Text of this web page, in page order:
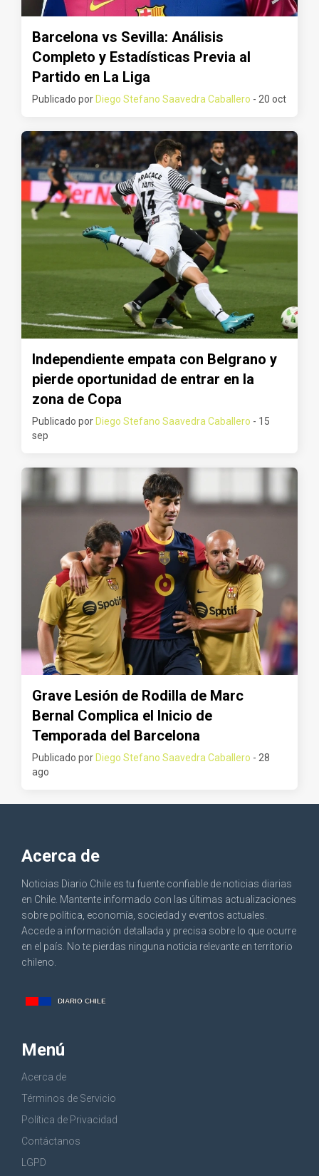
Barcelona vs Sevilla: Análisis
Completo y Estadísticas Previa al
Partido en La Liga
Publicado por Diego Stefano Saavedra Caballero - 20 oct
Independiente empata con Belgrano y
pierde oportunidad de entrar en la
zona de Copa
Publicado por Diego Stefano Saavedra Caballero - 15
sep
Grave Lesión de Rodilla de Marc
Bernal Complica el Inicio de
Temporada del Barcelona
Publicado por Diego Stefano Saavedra Caballero - 28
ago
Acerca de
Noticias Diario Chile es tu fuente confiable de noticias diarias
en Chile. Mantente informado con las últimas actualizaciones
sobre política, economía, sociedad y eventos actuales.
Accede a información detallada y precisa sobre lo que ocurre
en el país. No te pierdas ninguna noticia relevante en territorio
chileno.
Menú
Acerca de
Términos de Servicio
Política de Privacidad
Contáctanos
LGPD